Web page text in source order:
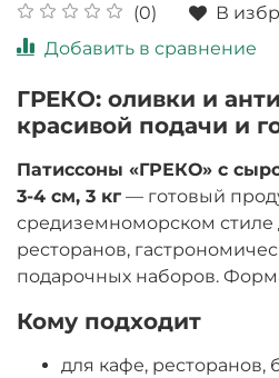
(0)
В
Добавить в сравнение
ГРЕКО: оливки и
красивой подачи и
Патиссоны «ГРЕКО» с
3-4 см, 3 кг — готовый
средиземноморском стиле
ресторанов,
подарочных наборов.
Кому подходит
для кафе, ресторанов,